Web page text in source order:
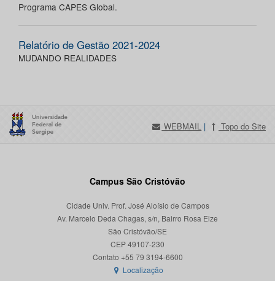
Programa CAPES Global.
Relatório de Gestão 2021-2024
MUDANDO REALIDADES
WEBMAIL | Topo do Site
Campus São Cristóvão
Cidade Univ. Prof. José Aloísio de Campos
Av. Marcelo Deda Chagas, s/n, Bairro Rosa Elze
São Cristóvão/SE
CEP 49107-230
Localização